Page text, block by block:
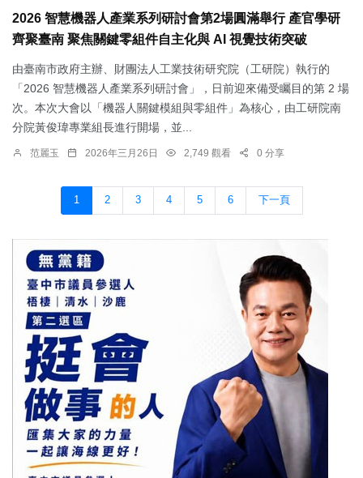
2026 智慧機器人產業系列研討會第2場圓滿舉行 產官學研
齊聚臺南 聚焦關鍵零組件自主化與 AI 視覺技術突破
由臺南市政府主辦、財團法人工業技術研究院（工研院）執行的
「2026 智慧機器人產業系列研討會」，日前迎來備受矚目的第 2 場
次。本次大會以「機器人關鍵模組與零組件」為核心，由工研院南
分院黃俊瑋專業組長進行開場，並...
范麗玉 2026年三月26日 2,749 觀看 0 分享
1 2 3 4 5 6 下一頁